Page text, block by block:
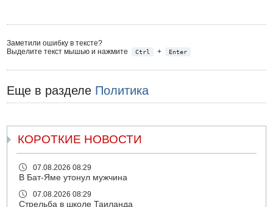
Заметили ошибку в тексте?
Выделите текст мышью и нажмите
Ctrl + Enter
Еще в разделе Политика
КОРОТКИЕ НОВОСТИ
07.08.2026 08:29
В Бат-Яме утонул мужчина
07.08.2026 08:29
Стрельба в школе Таиланда